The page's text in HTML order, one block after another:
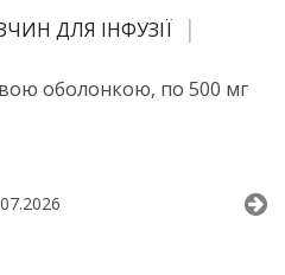
ДЛЯ ІНФУЗІЇ
оболонкою, по 500 мг